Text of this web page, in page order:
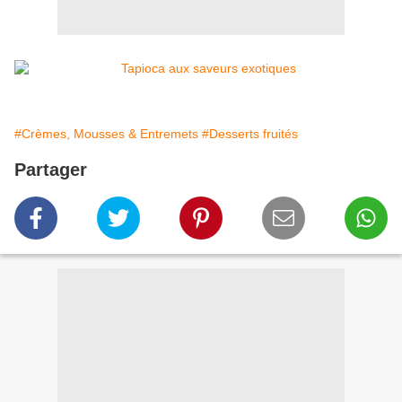
#Crèmes, Mousses & Entremets #Desserts fruités
Partager